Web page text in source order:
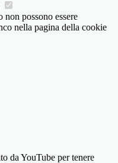
possono essere
nella pagina della cookie
da YouTube per tenere